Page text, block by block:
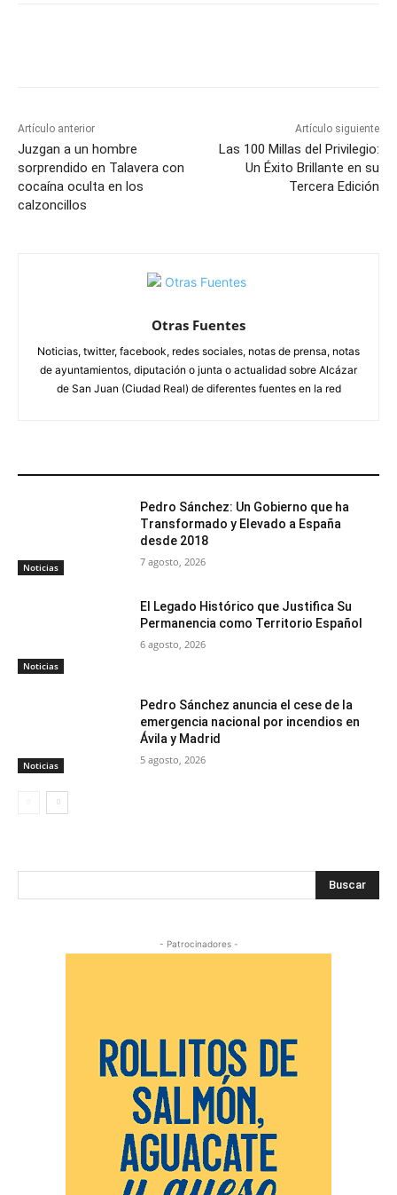
Artículo anterior
Juzgan a un hombre
sorprendido en Talavera con
cocaína oculta en los
calzoncillos
Artículo siguiente
Las 100 Millas del Privilegio:
Un Éxito Brillante en su
Tercera Edición
Otras Fuentes
Noticias, twitter, facebook, redes sociales, notas de prensa, notas
de ayuntamientos, diputación o junta o actualidad sobre Alcázar
de San Juan (Ciudad Real) de diferentes fuentes en la red
Noticias
Pedro Sánchez: Un Gobierno que ha
Transformado y Elevado a España
desde 2018
7 agosto, 2026
Noticias
El Legado Histórico que Justifica Su
Permanencia como Territorio Español
6 agosto, 2026
Noticias
Pedro Sánchez anuncia el cese de la
emergencia nacional por incendios en
Ávila y Madrid
5 agosto, 2026
Buscar
- Patrocinadores -